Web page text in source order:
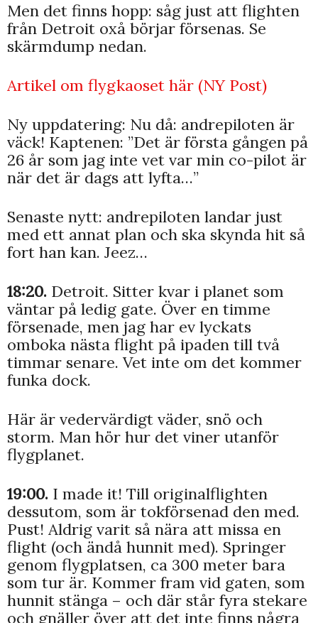
Men det finns hopp: såg just att flighten
från Detroit oxå börjar försenas. Se
skärmdump nedan.
Artikel om flygkaoset här (NY Post)
Ny uppdatering: Nu då: andrepiloten är
väck! Kaptenen: ”Det är första gången på
26 år som jag inte vet var min co-pilot är
när det är dags att lyfta…”
Senaste nytt: andrepiloten landar just
med ett annat plan och ska skynda hit så
fort han kan. Jeez…
18:20. Detroit. Sitter kvar i planet som
väntar på ledig gate. Över en timme
försenade, men jag har ev lyckats
omboka nästa flight på ipaden till två
timmar senare. Vet inte om det kommer
funka dock.
Här är vedervärdigt väder, snö och
storm. Man hör hur det viner utanför
flygplanet.
19:00. I made it! Till originalflighten
dessutom, som är tokförsenad den med.
Pust! Aldrig varit så nära att missa en
flight (och ändå hunnit med). Springer
genom flygplatsen, ca 300 meter bara
som tur är. Kommer fram vid gaten, som
hunnit stänga – och där står fyra stekare
och gnäller över att det inte finns några